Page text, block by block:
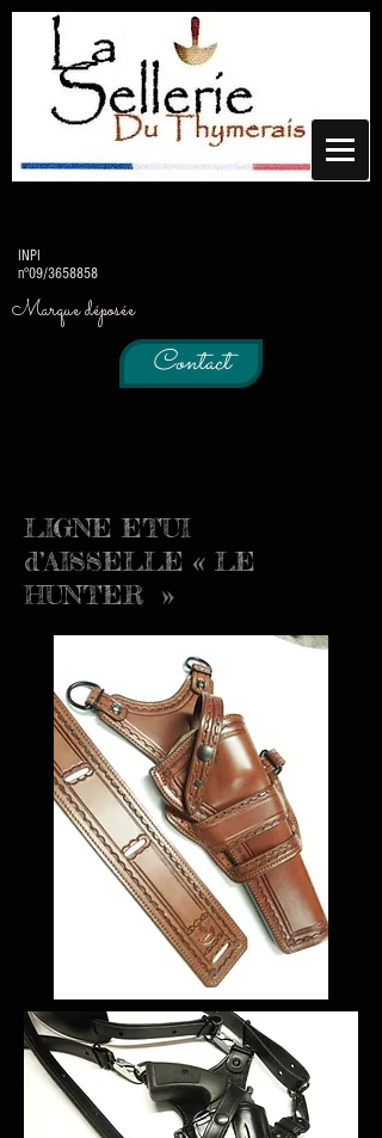
INPI
n°09/3658858
Marque déposée
Contact
LIGNE ETUI
d’AISSELLE « LE
HUNTER »